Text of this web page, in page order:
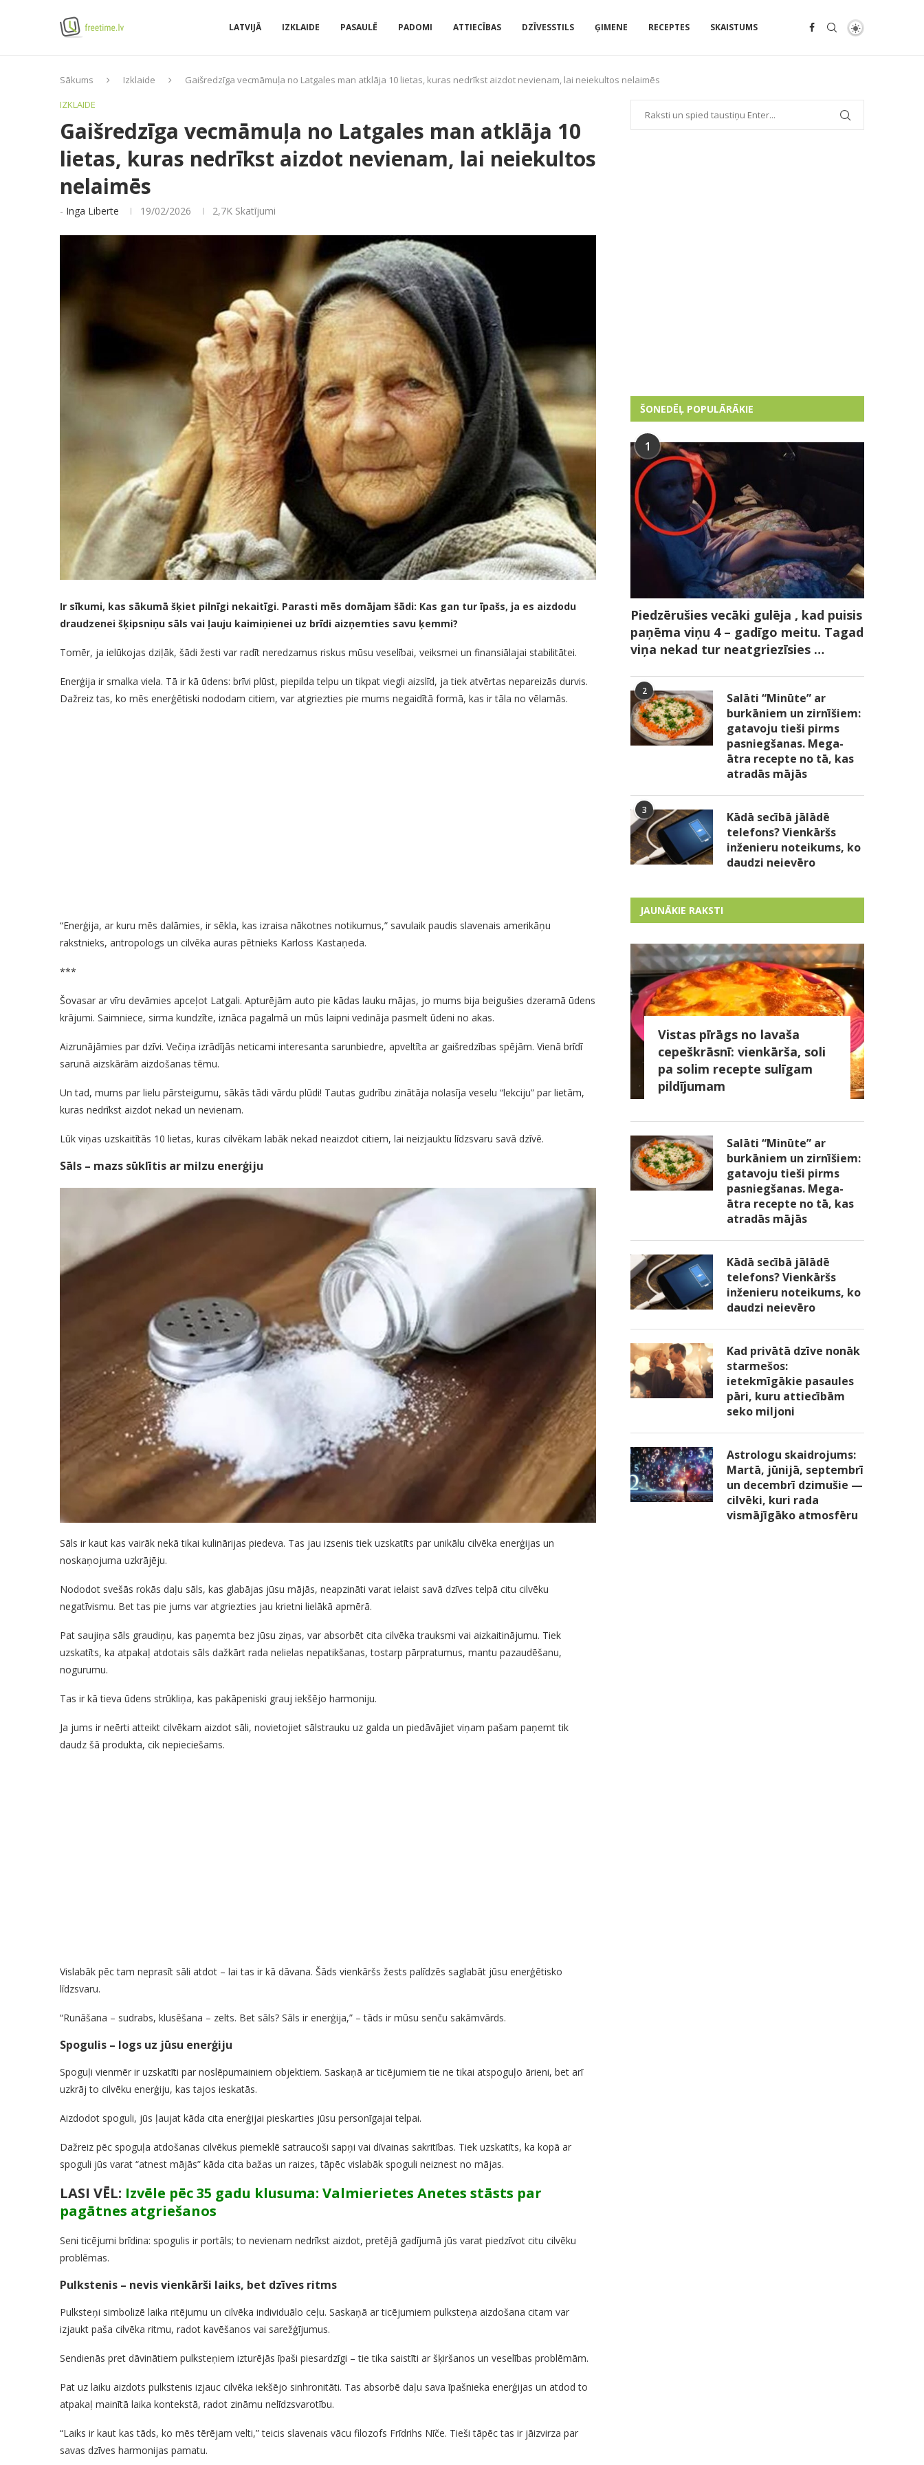
LATVIJĀ IZKLAIDE PASAULĒ PADOMI ATTIECĪBAS DZĪVESSTILS ĢIMENE RECEPTES SKAISTUMS
Sākums Izklaide
Gaišredzīga vecmāmuļa no Latgales man atklāja 10 lietas, kuras nedrīkst aizdot nevienam, lai neiekultos nelaimēs
IZKLAIDE
Gaišredzīga vecmāmuļa no Latgales man atklāja 10
lietas, kuras nedrīkst aizdot nevienam, lai neiekultos
nelaimēs
- Inga Liberte 19/02/2026 2,7K Skatījumi
Ir sīkumi, kas sākumā šķiet pilnīgi nekaitīgi. Parasti mēs domājam šādi: Kas gan tur īpašs, ja es aizdodu
draudzenei šķipsniņu sāls vai ļauju kaimiņienei uz brīdi aizņemties savu ķemmi?
Tomēr, ja ielūkojas dziļāk, šādi žesti var radīt neredzamus riskus mūsu veselībai, veiksmei un finansiālajai stabilitātei.
Enerģija ir smalka viela. Tā ir kā ūdens: brīvi plūst, piepilda telpu un tikpat viegli aizslīd, ja tiek atvērtas nepareizās durvis.
Dažreiz tas, ko mēs enerģētiski nododam citiem, var atgriezties pie mums negaidītā formā, kas ir tāla no vēlamās.
“Enerģija, ar kuru mēs dalāmies, ir sēkla, kas izraisa nākotnes notikumus,” savulaik paudis slavenais amerikāņu
rakstnieks, antropologs un cilvēka auras pētnieks Karloss Kastaņeda.
***
Šovasar ar vīru devāmies apceļot Latgali. Apturējām auto pie kādas lauku mājas, jo mums bija beigušies dzeramā ūdens
krājumi. Saimniece, sirma kundzīte, iznāca pagalmā un mūs laipni vedināja pasmelt ūdeni no akas.
Aizrunājāmies par dzīvi. Večiņa izrādījās neticami interesanta sarunbiedre, apveltīta ar gaišredzības spējām. Vienā brīdī
sarunā aizskārām aizdošanas tēmu.
Un tad, mums par lielu pārsteigumu, sākās tādi vārdu plūdi! Tautas gudrību zinātāja nolasīja veselu “lekciju” par lietām,
kuras nedrīkst aizdot nekad un nevienam.
Lūk viņas uzskaitītās 10 lietas, kuras cilvēkam labāk nekad neaizdot citiem, lai neizjauktu līdzsvaru savā dzīvē.
Sāls – mazs sūklītis ar milzu enerģiju
Sāls ir kaut kas vairāk nekā tikai kulinārijas piedeva. Tas jau izsenis tiek uzskatīts par unikālu cilvēka enerģijas un
noskaņojuma uzkrājēju.
Nododot svešās rokās daļu sāls, kas glabājas jūsu mājās, neapzināti varat ielaist savā dzīves telpā citu cilvēku
negatīvismu. Bet tas pie jums var atgriezties jau krietni lielākā apmērā.
Pat saujiņa sāls graudiņu, kas paņemta bez jūsu ziņas, var absorbēt cita cilvēka trauksmi vai aizkaitinājumu. Tiek
uzskatīts, ka atpakaļ atdotais sāls dažkārt rada nelielas nepatikšanas, tostarp pārpratumus, mantu pazaudēšanu,
nogurumu.
Tas ir kā tieva ūdens strūkliņa, kas pakāpeniski grauj iekšējo harmoniju.
Ja jums ir neērti atteikt cilvēkam aizdot sāli, novietojiet sālstrauku uz galda un piedāvājiet viņam pašam paņemt tik
daudz šā produkta, cik nepieciešams.
Vislabāk pēc tam neprasīt sāli atdot – lai tas ir kā dāvana. Šāds vienkāršs žests palīdzēs saglabāt jūsu enerģētisko
līdzsvaru.
“Runāšana – sudrabs, klusēšana – zelts. Bet sāls? Sāls ir enerģija,” – tāds ir mūsu senču sakāmvārds.
Spogulis – logs uz jūsu enerģiju
Spoguļi vienmēr ir uzskatīti par noslēpumainiem objektiem. Saskaņā ar ticējumiem tie ne tikai atspoguļo ārieni, bet arī
uzkrāj to cilvēku enerģiju, kas tajos ieskatās.
Aizdodot spoguli, jūs ļaujat kāda cita enerģijai pieskarties jūsu personīgajai telpai.
Dažreiz pēc spoguļa atdošanas cilvēkus piemeklē satraucoši sapņi vai dīvainas sakritības. Tiek uzskatīts, ka kopā ar
spoguli jūs varat “atnest mājās” kāda cita bažas un raizes, tāpēc vislabāk spoguli neiznest no mājas.
LASI VĒL: Izvēle pēc 35 gadu klusuma: Valmierietes Anetes stāsts par
pagātnes atgriešanos
Seni ticējumi brīdina: spogulis ir portāls; to nevienam nedrīkst aizdot, pretējā gadījumā jūs varat piedzīvot citu cilvēku
problēmas.
Pulkstenis – nevis vienkārši laiks, bet dzīves ritms
Pulksteņi simbolizē laika ritējumu un cilvēka individuālo ceļu. Saskaņā ar ticējumiem pulksteņa aizdošana citam var
izjaukt paša cilvēka ritmu, radot kavēšanos vai sarežģījumus.
Sendienās pret dāvinātiem pulksteņiem izturējās īpaši piesardzīgi – tie tika saistīti ar šķiršanos un veselības problēmām.
Pat uz laiku aizdots pulkstenis izjauc cilvēka iekšējo sinhronitāti. Tas absorbē daļu sava īpašnieka enerģijas un atdod to
atpakaļ mainītā laika kontekstā, radot zināmu nelīdzsvarotību.
“Laiks ir kaut kas tāds, ko mēs tērējam velti,” teicis slavenais vācu filozofs Frīdrihs Nīče. Tieši tāpēc tas ir jāizvirza par
savas dzīves harmonijas pamatu.
ŠONEDĒĻ POPULĀRĀKIE
1
Piedzērušies vecāki gulēja , kad puisis
paņēma viņu 4 – gadīgo meitu. Tagad
viņa nekad tur neatgriezīsies …
2
Salāti “Minūte” ar
burkāniem un zirnīšiem:
gatavoju tieši pirms
pasniegšanas. Mega-
ātra recepte no tā, kas
atradās mājās
3
Kādā secībā jālādē
telefons? Vienkāršs
inženieru noteikums, ko
daudzi neievēro
JAUNĀKIE RAKSTI
Vistas pīrāgs no lavaša
cepeškrāsnī: vienkārša, soli
pa solim recepte sulīgam
pildījumam
Salāti “Minūte” ar
burkāniem un zirnīšiem:
gatavoju tieši pirms
pasniegšanas. Mega-
ātra recepte no tā, kas
atradās mājās
Kādā secībā jālādē
telefons? Vienkāršs
inženieru noteikums, ko
daudzi neievēro
Kad privātā dzīve nonāk
starmešos:
ietekmīgākie pasaules
pāri, kuru attiecībām
seko miljoni
Astrologu skaidrojums:
Martā, jūnijā, septembrī
un decembrī dzimušie —
cilvēki, kuri rada
vismājīgāko atmosfēru